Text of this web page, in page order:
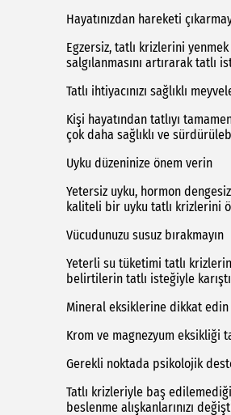
Hayatınızdan hareketi
Egzersiz, tatlı krizlerini
salgılanmasını artırarak tatlı
Tatlı ihtiyacınızı sağlıklı
Kişi hayatından tatlıyı
çok daha sağlıklı ve
Uyku düzeninize önem verin
Yetersiz uyku, hormon
kaliteli bir uyku tatlı krizlerini
Vücudunuzu susuz bırakmayın
Yeterli su tüketimi tatlı
belirtilerin tatlı isteğiyle
Mineral eksiklerine dikkat edin
Krom ve magnezyum
Gerekli noktada psikolojik
Tatlı krizleriyle baş
beslenme alışkanlarınızı